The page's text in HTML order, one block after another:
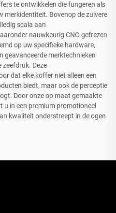
te ontwikkelen die fungeren als
merkidentiteit. Bovenop de zuivere
scala aan
nauwkeurig CNC-gefrezen
op uw specifieke hardware,
geavanceerde merktechnieken
Deze
dat elke koffer niet alleen een
biedt, maar ook de perceptie
Door onze op maat gemaakte
u in een premium promotioneel
kwaliteit onderstreept in de ogen